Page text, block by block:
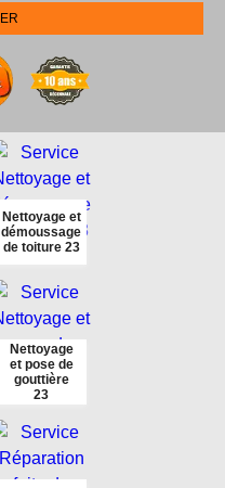
Nettoyage et
démoussage
de toiture 23
Nettoyage
et pose de
gouttière
23